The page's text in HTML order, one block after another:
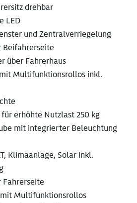
drehbar
LED
und Zentralverriegelung
Beifahrerseite
über Fahrerhaus
Multifunktionsrollos inkl.
erhöhte Nutzlast 250 kg
mit integrierter Beleuchtung
Klimaanlage, Solar inkl.
Fahrerseite
Multifunktionsrollos